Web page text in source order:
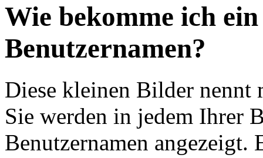
Wie bekomme ich
Benutzernamen?
Diese kleinen Bilder nennt
Sie werden in jedem Ihrer
Benutzernamen